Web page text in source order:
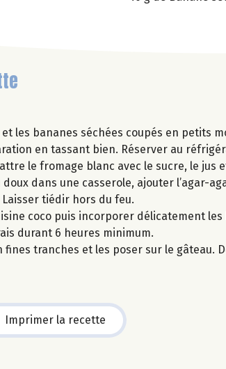
les bananes séchées coupés en petits
en tassant bien. Réserver au
le fromage blanc avec le sucre, le jus
dans une casserole, ajouter l’agar-
tiédir hors du feu.
coco puis incorporer délicatement
durant 6 heures minimum.
fines tranches et les poser sur le gâteau.
Imprimer la recette